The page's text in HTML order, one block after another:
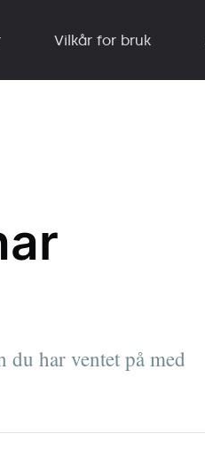
Vilkår for bruk
du har ventet på med